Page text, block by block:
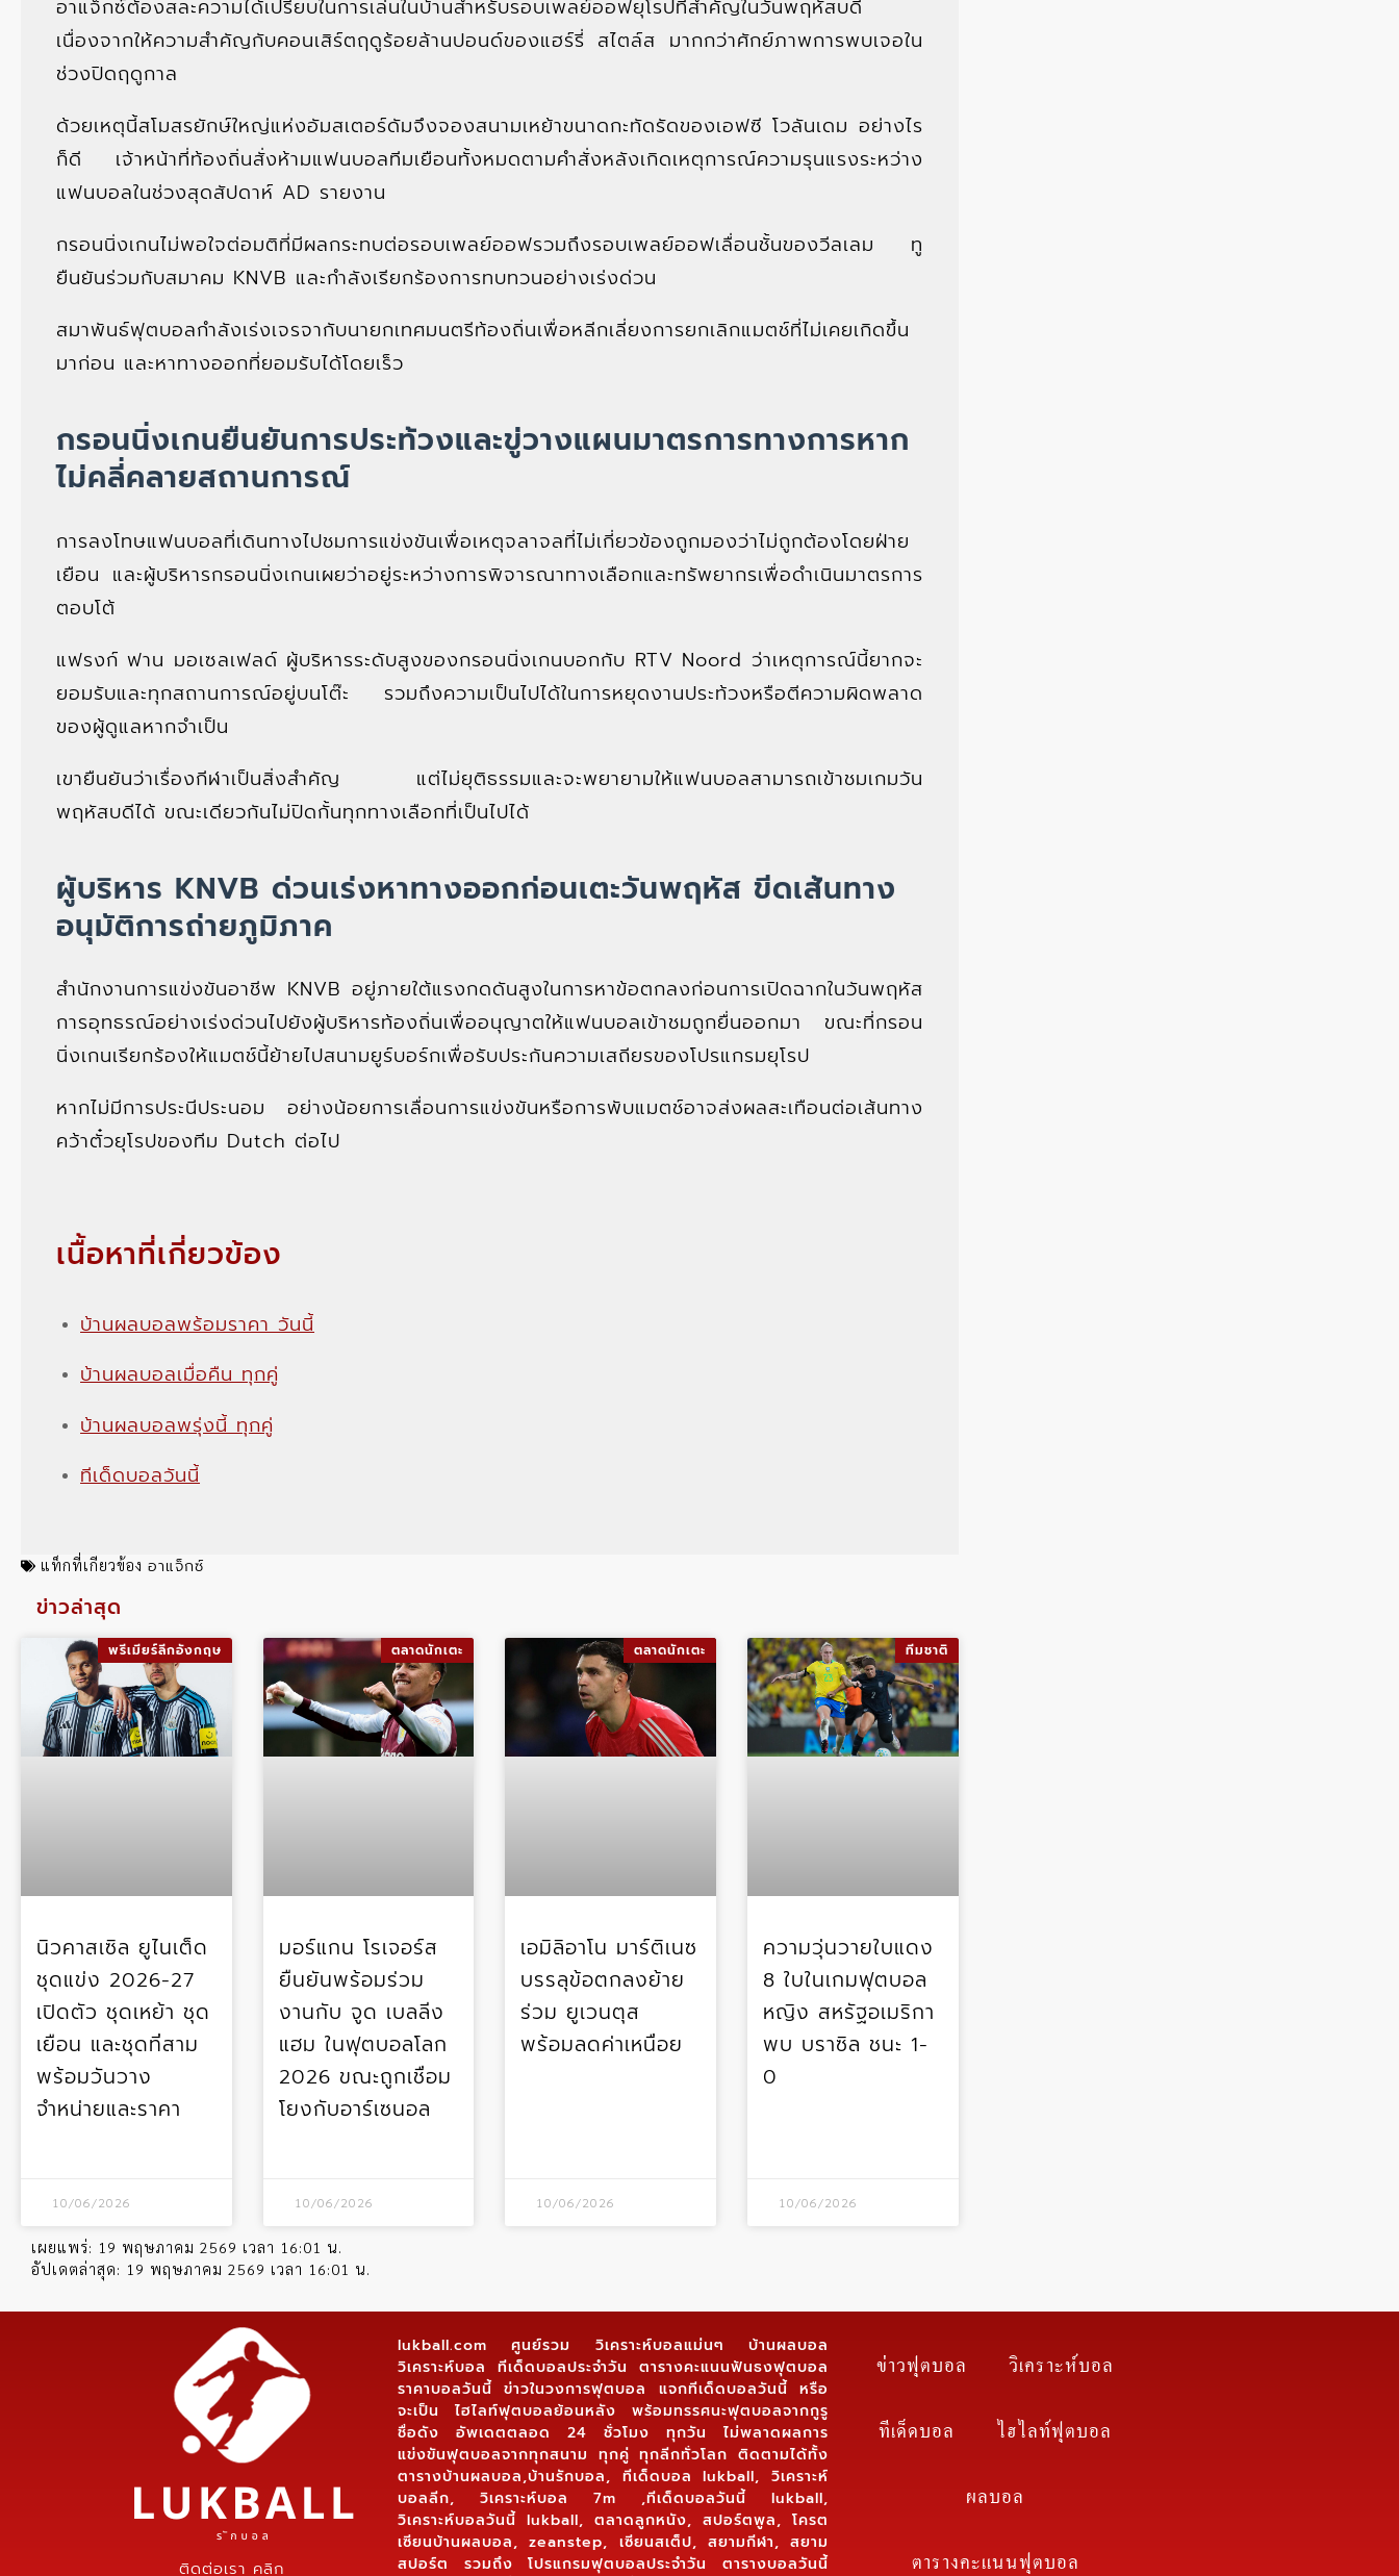
อาแจ็กซ์ต้องสละความได้เปรียบในการเล่นในบ้านสำหรับรอบเพลย์ออฟยุโรปที่สำคัญในวันพฤหัสบดี
เนื่องจากให้ความสำคัญกับคอนเสิร์ตฤดูร้อยล้านปอนด์ของแฮร์รี่ สไตล์ส มากกว่าศักย์ภาพการพบเจอใน
ช่วงปิดฤดูกาล
ด้วยเหตุนี้สโมสรยักษ์ใหญ่แห่งอัมสเตอร์ดัมจึงจองสนามเหย้าขนาดกะทัดรัดของเอฟซี โวลันเดม อย่างไร
ก็ดี เจ้าหน้าที่ท้องถิ่นสั่งห้ามแฟนบอลทีมเยือนทั้งหมดตามคำสั่งหลังเกิดเหตุการณ์ความรุนแรงระหว่าง
แฟนบอลในช่วงสุดสัปดาห์ AD รายงาน
กรอนนิ่งเกนไม่พอใจต่อมติที่มีผลกระทบต่อรอบเพลย์ออฟรวมถึงรอบเพลย์ออฟเลื่อนชั้นของวีลเลม ทู
ยืนยันร่วมกับสมาคม KNVB และกำลังเรียกร้องการทบทวนอย่างเร่งด่วน
สมาพันธ์ฟุตบอลกำลังเร่งเจรจากับนายกเทศมนตรีท้องถิ่นเพื่อหลีกเลี่ยงการยกเลิกแมตช์ที่ไม่เคยเกิดขึ้น
มาก่อน และหาทางออกที่ยอมรับได้โดยเร็ว
กรอนนิ่งเกนยืนยันการประท้วงและขู่วางแผนมาตรการทางการหาก
ไม่คลี่คลายสถานการณ์
การลงโทษแฟนบอลที่เดินทางไปชมการแข่งขันเพื่อเหตุจลาจลที่ไม่เกี่ยวข้องถูกมองว่าไม่ถูกต้องโดยฝ่าย
เยือน และผู้บริหารกรอนนิ่งเกนเผยว่าอยู่ระหว่างการพิจารณาทางเลือกและทรัพยากรเพื่อดำเนินมาตรการ
ตอบโต้
แฟรงก์ ฟาน มอเซลเฟลด์ ผู้บริหารระดับสูงของกรอนนิ่งเกนบอกกับ RTV Noord ว่าเหตุการณ์นี้ยากจะ
ยอมรับและทุกสถานการณ์อยู่บนโต๊ะ รวมถึงความเป็นไปได้ในการหยุดงานประท้วงหรือตีความผิดพลาด
ของผู้ดูแลหากจำเป็น
เขายืนยันว่าเรื่องกีฬาเป็นสิ่งสำคัญ แต่ไม่ยุติธรรมและจะพยายามให้แฟนบอลสามารถเข้าชมเกมวัน
พฤหัสบดีได้ ขณะเดียวกันไม่ปิดกั้นทุกทางเลือกที่เป็นไปได้
ผู้บริหาร KNVB ด่วนเร่งหาทางออกก่อนเตะวันพฤหัส ขีดเส้นทาง
อนุมัติการถ่ายภูมิภาค
สำนักงานการแข่งขันอาชีพ KNVB อยู่ภายใต้แรงกดดันสูงในการหาข้อตกลงก่อนการเปิดฉากในวันพฤหัส
การอุทธรณ์อย่างเร่งด่วนไปยังผู้บริหารท้องถิ่นเพื่ออนุญาตให้แฟนบอลเข้าชมถูกยื่นออกมา ขณะที่กรอน
นิ่งเกนเรียกร้องให้แมตช์นี้ย้ายไปสนามยูร์บอร์กเพื่อรับประกันความเสถียรของโปรแกรมยุโรป
หากไม่มีการประนีประนอม อย่างน้อยการเลื่อนการแข่งขันหรือการพับแมตช์อาจส่งผลสะเทือนต่อเส้นทาง
คว้าตั๋วยุโรปของทีม Dutch ต่อไป
เนื้อหาที่เกี่ยวข้อง
บ้านผลบอลพร้อมราคา วันนี้
บ้านผลบอลเมื่อคืน ทุกคู่
บ้านผลบอลพรุ่งนี้ ทุกคู่
ทีเด็ดบอลวันนี้
แท็กที่เกียวข้อง อาแจ็กซ์
ข่าวล่าสุด
พรีเมียร์ลีกอังกฤษ
นิวคาสเซิล ยูไนเต็ด
ชุดแข่ง 2026-27
เปิดตัว ชุดเหย้า ชุด
เยือน และชุดที่สาม
พร้อมวันวาง
จำหน่ายและราคา
10/06/2026
ตลาดนักเตะ
มอร์แกน โรเจอร์ส
ยืนยันพร้อมร่วม
งานกับ จูด เบลลิ่ง
แฮม ในฟุตบอลโลก
2026 ขณะถูกเชื่อม
โยงกับอาร์เซนอล
10/06/2026
ตลาดนักเตะ
เอมิลิอาโน มาร์ติเนซ
บรรลุข้อตกลงย้าย
ร่วม ยูเวนตุส
พร้อมลดค่าเหนื่อย
10/06/2026
ทีมชาติ
ความวุ่นวายใบแดง
8 ใบในเกมฟุตบอล
หญิง สหรัฐอเมริกา
พบ บราซิล ชนะ 1-
0
10/06/2026
เผยแพร่: 19 พฤษภาคม 2569 เวลา 16:01 น.
อัปเดตล่าสุด: 19 พฤษภาคม 2569 เวลา 16:01 น.
ติดต่อเรา คลิก
lukball.com ศูนย์รวม วิเคราะห์บอลแม่นๆ บ้านผลบอล
วิเคราะห์บอล ทีเด็ดบอลประจำวัน ตารางคะแนนฟันธงฟุตบอล
ราคาบอลวันนี้ ข่าวในวงการฟุตบอล แจกทีเด็ดบอลวันนี้ หรือ
จะเป็น ไฮไลท์ฟุตบอลย้อนหลัง พร้อมทรรศนะฟุตบอลจากกูรู
ชื่อดัง อัพเดตตลอด 24 ชั่วโมง ทุกวัน ไม่พลาดผลการ
แข่งขันฟุตบอลจากทุกสนาม ทุกคู่ ทุกลีกทั่วโลก ติดตามได้ทั้ง
ตารางบ้านผลบอล,บ้านรักบอล, ทีเด็ดบอล lukball, วิเคราะห์
บอลลีก, วิเคราะห์บอล 7m ,ทีเด็ดบอลวันนี้ lukball,
วิเคราะห์บอลวันนี้ lukball, ตลาดลูกหนัง, สปอร์ตพูล, โครต
เซียนบ้านผลบอล, zeanstep, เซียนสเต็ป, สยามกีฬา, สยาม
สปอร์ต รวมถึง โปรแกรมฟุตบอลประจำวัน ตารางบอลวันนี้
ข่าวฟุตบอล
วิเคราะห์บอล
ทีเด็ดบอล
ไฮไลท์ฟุตบอล
ผลบอล
ตารางคะแนนฟุตบอล